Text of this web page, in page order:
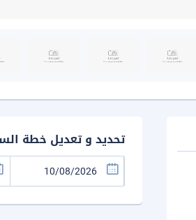
تحديد و تعديل خطة